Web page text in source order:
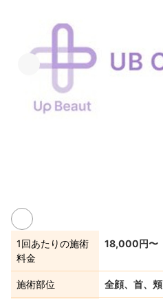
1回あたりの施術
料金
18,000円〜
施術部位 全顔、首、頬